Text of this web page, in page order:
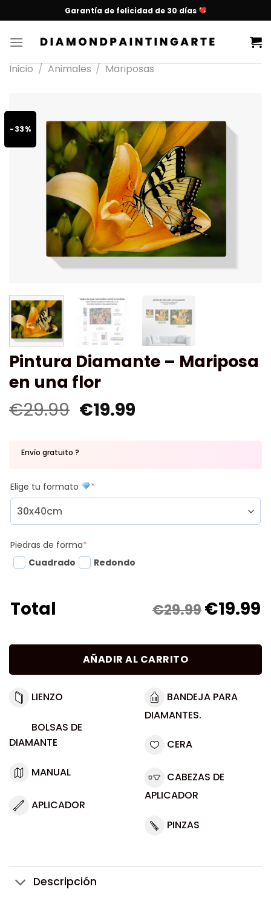
Garantía de felicidad de 30 días
Inicio / Animales / Mariposas
-33%
Pintura Diamante – Mariposa
en una flor
€29.99 €19.99
Envío gratuito ?
Elige tu formato *
Piedras de forma*
Cuadrado
Redondo
Total €29.99€19.99
AÑADIR AL CARRITO
LIENZO
BOLSAS DE
DIAMANTE
MANUAL
APLICADOR
BANDEJA PARA
DIAMANTES.
CERA
CABEZAS DE
APLICADOR
PINZAS
Descripción